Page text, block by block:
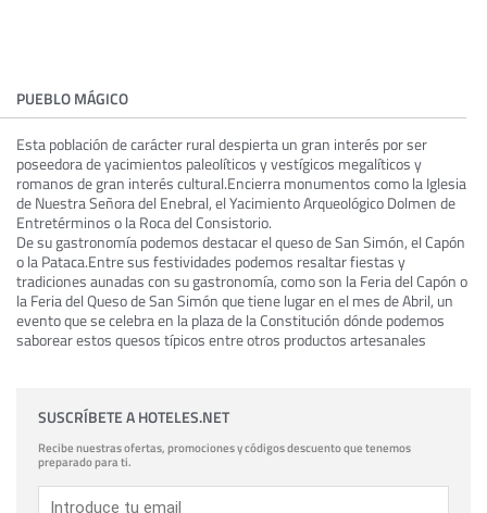
PUEBLO MÁGICO
Esta población de carácter rural despierta un gran interés por ser
poseedora de yacimientos paleolíticos y vestígicos megalíticos y
romanos de gran interés cultural.Encierra monumentos como la Iglesia
de Nuestra Señora del Enebral, el Yacimiento Arqueológico Dolmen de
Entretérminos o la Roca del Consistorio.
De su gastronomía podemos destacar el queso de San Simón, el Capón
o la Pataca.Entre sus festividades podemos resaltar fiestas y
tradiciones aunadas con su gastronomía, como son la Feria del Capón o
la Feria del Queso de San Simón que tiene lugar en el mes de Abril, un
evento que se celebra en la plaza de la Constitución dónde podemos
saborear estos quesos típicos entre otros productos artesanales
SUSCRÍBETE A HOTELES.NET
Recibe nuestras ofertas, promociones y códigos descuento que tenemos
preparado para ti.